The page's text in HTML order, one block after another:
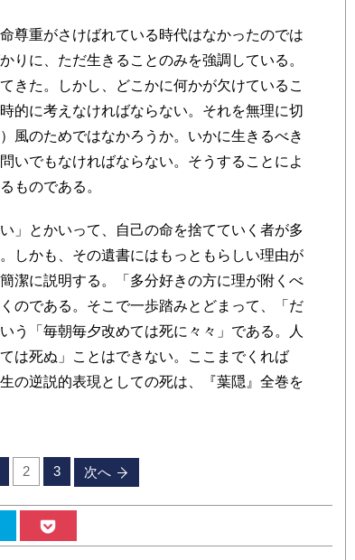
尊重がさけばれている時代はなかったのでは
りに、ただ生きることのみを強調している。
きた。しかし、どこかに何かが欠けているこ
的に考えなければならない。それを無理に切
風のためではなかろうか。いかに生きるべき
いでもなければならない。そうすることによ
ものである。
」とかいって、自己の命を捨てていく者が多
しかも、その遺書にはもっともらしい理由が
潔に説明する。「多分好きの方に理が附くべ
のである。そこで一歩踏みとどまって、「だ
う「毎朝毎夕改めては死に々々」である。人
は死ぬ」ことはできない。ここまでくれば
の逆説的表現としての死は、『葉隠』全巻を
2 3 次へ